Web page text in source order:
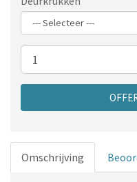
Aantal
Omschrijving